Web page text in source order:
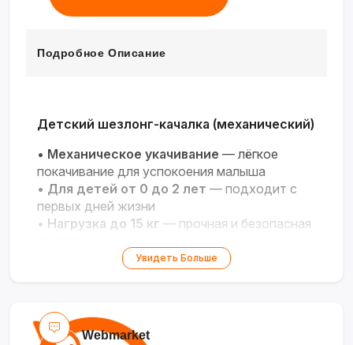
Подробное Описание
Детский шезлонг-качалка (механический)
• Механическое укачивание — лёгкое
покачивание для успокоения малыша
• Для детей от 0 до 2 лет — подходит с
первых дней жизни
• Нагрузка до 15 кг — прочная и безопасная
Универсальный дизайн— подходит для
переносить по дому
Увидеть Больше
Webmarket